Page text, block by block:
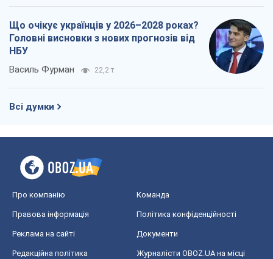
Що очікує українців у 2026–2028 роках?
Головні висновки з нових прогнозів від
НБУ
Василь Фурман 22,2 т.
Всі думки
Про компанію Команда
Правова інформація Політика конфіденційності
Реклама на сайті Документи
Редакційна політика
Журналісти OBOZ.UA на місці